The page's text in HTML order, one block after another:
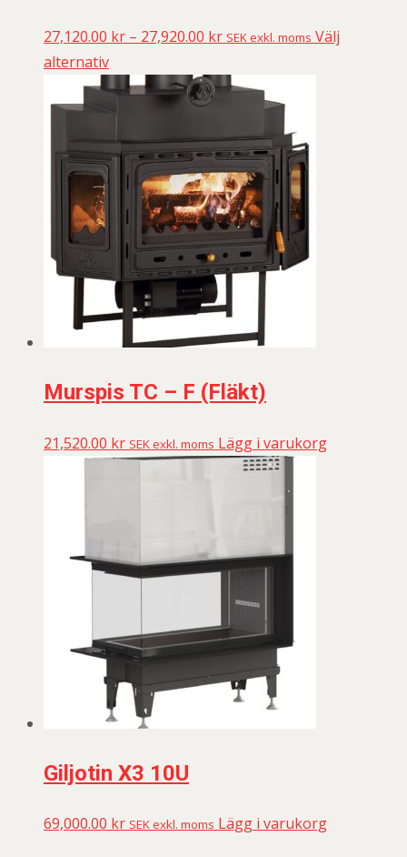
27,120.00 kr – 27,920.00 kr SEK exkl. moms Välj
alternativ
Murspis TC – F (Fläkt)
21,520.00 kr SEK exkl. moms Lägg i varukorg
Giljotin X3 10U
69,000.00 kr SEK exkl. moms Lägg i varukorg